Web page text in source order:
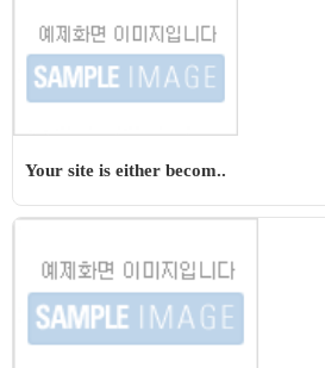
Your site is either becom..